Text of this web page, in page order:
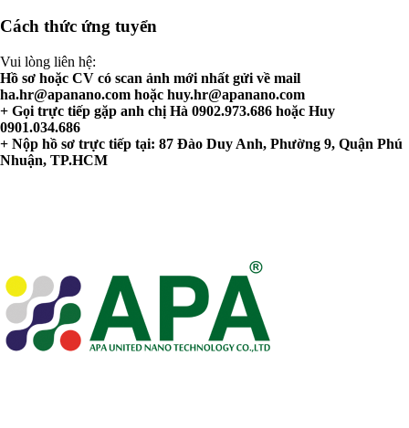
Cách thức ứng tuyển
Vui lòng liên hệ:
Hồ sơ hoặc CV có scan ảnh mới nhất gửi về mail
ha.hr@apanano.com hoặc huy.hr@apanano.com
+ Gọi trực tiếp gặp anh chị Hà 0902.973.686 hoặc Huy
0901.034.686
+ Nộp hồ sơ trực tiếp tại: 87 Đào Duy Anh, Phường 9, Quận Phú
Nhuận, TP.HCM